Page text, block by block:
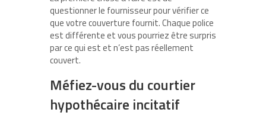
questionner le fournisseur pour vérifier ce
que votre couverture fournit. Chaque police
est différente et vous pourriez être surpris
par ce qui est et n’est pas réellement
couvert.
Méfiez-vous du courtier
hypothécaire incitatif